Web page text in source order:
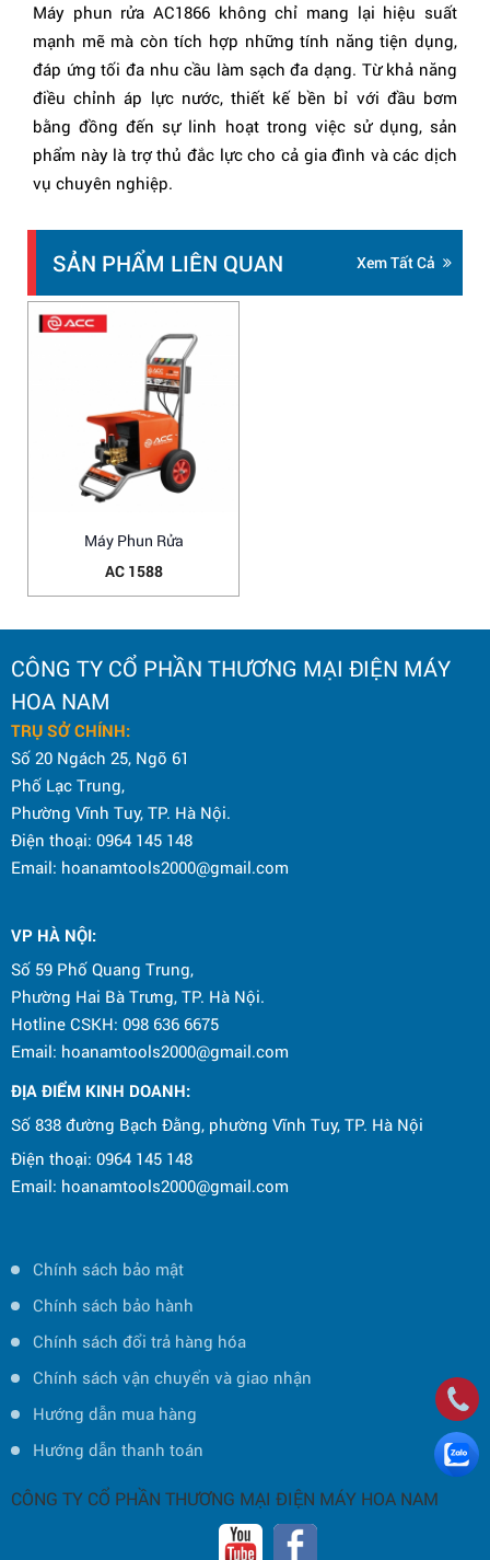
Máy phun rửa AC1866 không chỉ mang lại hiệu suất
mạnh mẽ mà còn tích hợp những tính năng tiện dụng,
đáp ứng tối đa nhu cầu làm sạch đa dạng. Từ khả năng
điều chỉnh áp lực nước, thiết kế bền bỉ với đầu bơm
bằng đồng đến sự linh hoạt trong việc sử dụng, sản
phẩm này là trợ thủ đắc lực cho cả gia đình và các dịch
vụ chuyên nghiệp.
SẢN PHẨM LIÊN QUAN Xem Tất Cả
Máy Phun Rửa
AC 1588
CÔNG TY CỔ PHẦN THƯƠNG MẠI ĐIỆN MÁY
HOA NAM
TRỤ SỞ CHÍNH:
Số 20 Ngách 25, Ngõ 61
Phố Lạc Trung,
Phường Vĩnh Tuy, TP. Hà Nội.
Điện thoại: 0964 145 148
Email: hoanamtools2000@gmail.com
VP HÀ NỘI:
Số 59 Phố Quang Trung,
Phường Hai Bà Trưng, TP. Hà Nội.
Hotline CSKH: 098 636 6675
Email: hoanamtools2000@gmail.com
ĐỊA ĐIỂM KINH DOANH:
Số 838 đường Bạch Đằng, phường Vĩnh Tuy, TP. Hà Nội
Điện thoại: 0964 145 148
Email: hoanamtools2000@gmail.com
Chính sách bảo mật
Chính sách bảo hành
Chính sách đổi trả hàng hóa
Chính sách vận chuyển và giao nhận
Hướng dẫn mua hàng
Hướng dẫn thanh toán
CÔNG TY CỔ PHẦN THƯƠNG MẠI ĐIỆN MÁY HOA NAM